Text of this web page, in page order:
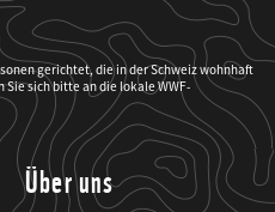
gerichtet, die in der Schweiz wohnhaft
Sie sich bitte an die lokale WWF-
Über uns